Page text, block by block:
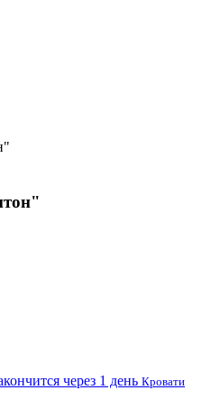
через 1 день Кровати